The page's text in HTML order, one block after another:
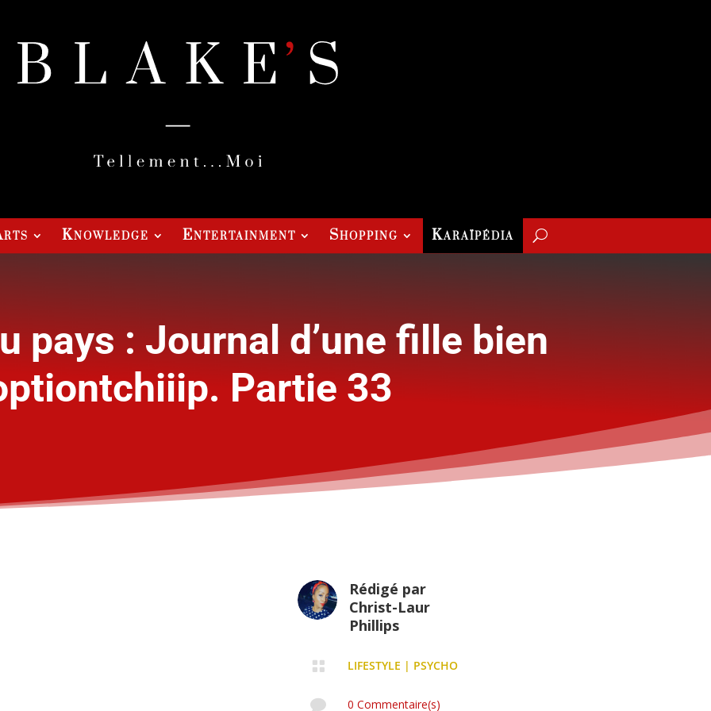
Knowledge Entertainment Shopping Karaïpédia
pays : Journal d’une fille bien
Partie 33
Rédigé par
Christ-Laur
Phillips
 LIFESTYLE | PSYCHO
 0 Commentaire(s)